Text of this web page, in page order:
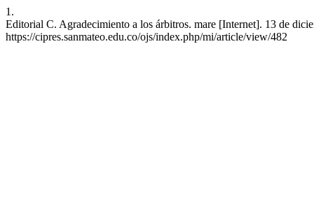
1.
Editorial C. Agradecimiento a los árbitros. mare [Internet]. 13 de
https://cipres.sanmateo.edu.co/ojs/index.php/mi/article/view/482